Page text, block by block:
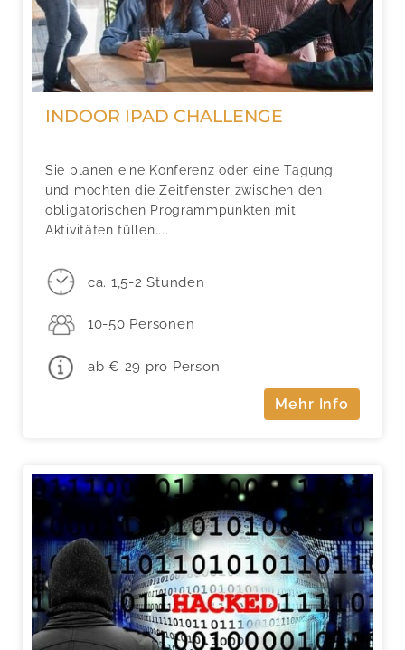
INDOOR IPAD CHALLENGE
Sie planen eine Konferenz oder eine Tagung
und möchten die Zeitfenster zwischen den
obligatorischen Programmpunkten mit
Aktivitäten füllen....
ca. 1,5-2 Stunden
10-50 Personen
ab € 29 pro Person
Mehr Info